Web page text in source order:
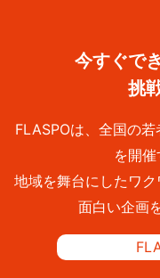
今すぐで
挑
FLASPOは、全国の
を開催
地域を舞台にしたワ
面白い企画